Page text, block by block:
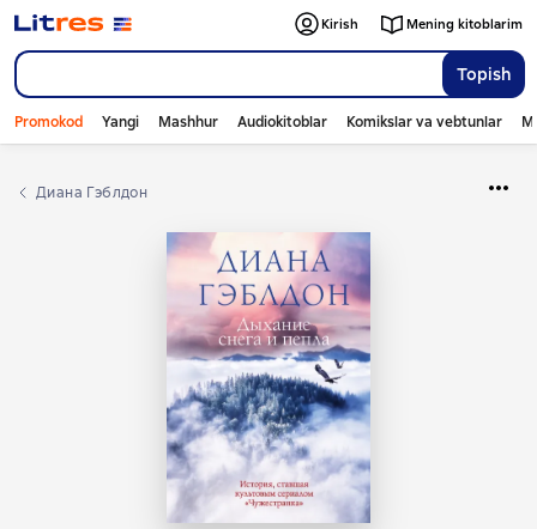
Topish
Kirish Mening kitoblarim
Promokod Yangi Mashhur Audiokitoblar Komikslar va vebtunlar
Диана Гэблдон